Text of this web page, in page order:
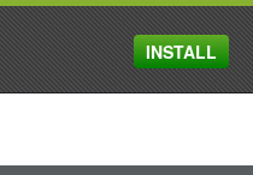
MENU
INSTALL